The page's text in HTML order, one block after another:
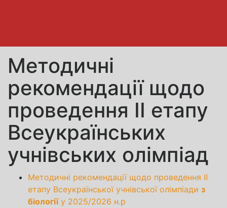
Методичні
рекомендації щодо
проведення ІІ етапу
Всеукраїнських
учнівських олімпіад
Методичні рекомендації щодо проведення ІІ
етапу Всеукраїнської учнівської олімпіади з
біологіїу 2025/2026 н.р